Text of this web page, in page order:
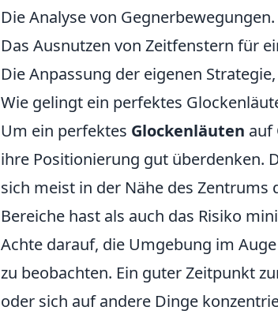
Die Analyse von Gegnerbewegungen.
Das Ausnutzen von Zeitfenstern für
Die Anpassung der eigenen
Wie gelingt ein perfektes
Um ein perfektes Glockenläuten auf
ihre Positionierung gut überdenken.
sich meist in der Nähe des
Bereiche hast als auch das Risiko
Achte darauf, die Umgebung im
zu beobachten. Ein guter Zeitpunkt
oder sich auf andere Dinge